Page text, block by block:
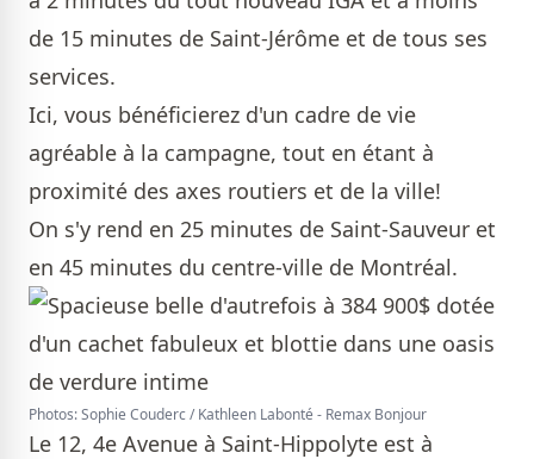
de 15 minutes de Saint-Jérôme et de tous ses
services.
Ici, vous bénéficierez d'un cadre de vie
agréable à la campagne, tout en étant à
proximité des axes routiers et de la ville!
On s'y rend en 25 minutes de Saint-Sauveur et
en 45 minutes du centre-ville de Montréal.
Photos: Sophie Couderc / Kathleen Labonté - Remax Bonjour
Le 12, 4e Avenue à Saint-Hippolyte est à